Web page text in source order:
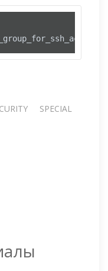
SPECIAL